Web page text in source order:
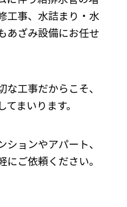
工事、水詰まり・水
あざみ設備にお任せ
な工事だからこそ、
まいります。
ションやアパート、
にご依頼ください。